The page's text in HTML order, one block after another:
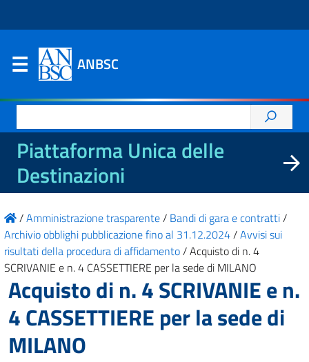
ANBSC
per:
Piattaforma Unica delle
Destinazioni
/Amministrazione trasparente/ Bandi di gara e contratti/
Archivio obblighi pubblicazione fino al 31.12.2024/Avvisi sui
risultati della procedura di affidamento/Acquisto di n. 4
SCRIVANIE e n. 4 CASSETTIERE per la sede di MILANO
Acquisto di n. 4 SCRIVANIE e n.
4 CASSETTIERE per la sede di
MILANO